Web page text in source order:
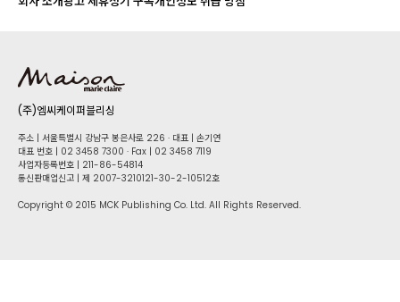
(주)엠씨케이퍼블리싱
주소 | 서울특별시 강남구 봉은사로 226 · 대표 | 손기연
대표 번호 | 02 34​58 7300 · Fax | 02 34​58 7119
사업자등록번호 | 211-86-5​4814
통신판매업신고 | 제 2007-3210121-30-2-10512호
Copyright © 2015 MCK Publishing Co. Ltd. All Rights Reserved.